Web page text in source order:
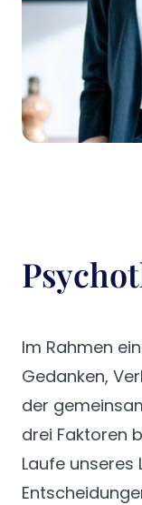
Im Rahmen
Gedanken,
der
drei Faktoren
Laufe unseres